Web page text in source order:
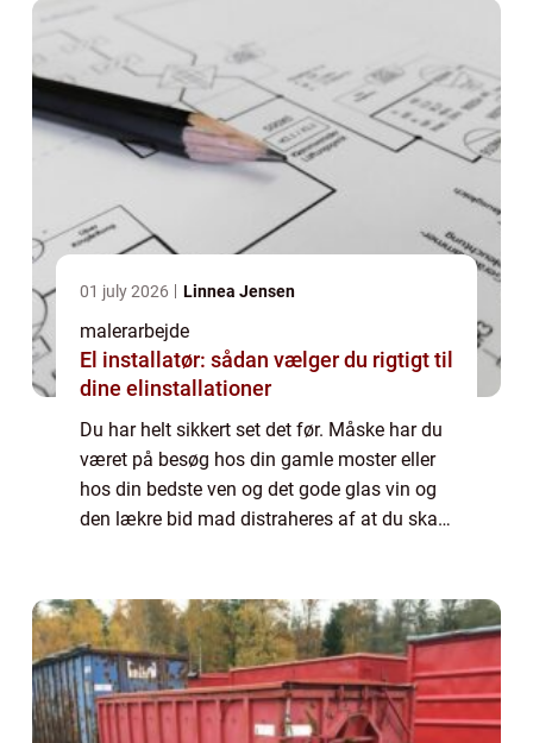
01 july 2026 Linnea Jensen
malerarbejde
El installatør: sådan vælger du rigtigt til
dine elinstallationer
Du har helt sikkert set det før. Måske har du
været på besøg hos din gamle moster eller
hos din bedste ven og det gode glas vin og
den lækre bid mad distraheres af at du skal